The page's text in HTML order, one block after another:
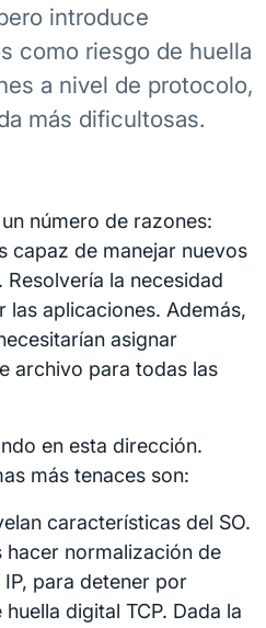
introduce
como riesgo de huella
a nivel de protocolo,
más dificultosas.
número de razones:
capaz de manejar nuevos
la necesidad
aplicaciones. Además,
asignar
archivo para todas las
en esta dirección.
más tenaces son:
características del SO.
hacer normalización de
para detener por
digital TCP. Dada la